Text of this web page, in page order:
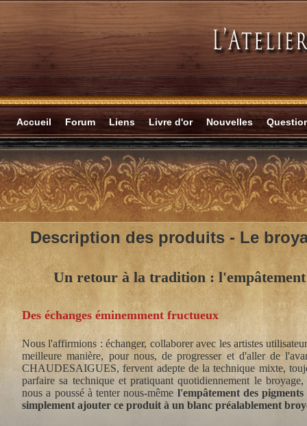
Accueil Forum Liens Livre d'or Nouvelles
Description des produits - Le
Un retour à la tradition :
Des échanges éminemment fructueux
Nous l'affirmions : échanger, collaborer avec les artistes
meilleure manière, pour nous, de progresser et d'aller de
CHAUDESAIGUES, fervent adepte de la technique mixte,
parfaire sa technique et pratiquant quotidiennement le
nous a poussé à tenter nous-même l'empâtement des
simplement ajouter ce produit à un blanc préalablement